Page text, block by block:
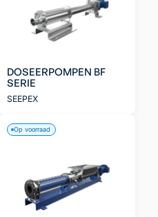
DOSEERPOMPEN BF
SERIE
SEEPEX
Op voorraad